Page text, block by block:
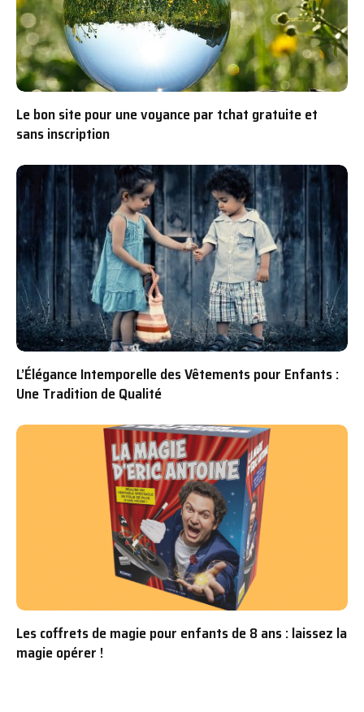
Le bon site pour une voyance par tchat gratuite et
sans inscription
L’Élégance Intemporelle des Vêtements pour Enfants :
Une Tradition de Qualité
Les coffrets de magie pour enfants de 8 ans : laissez la
magie opérer !